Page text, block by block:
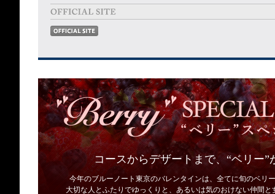
コースからデザートまで、“ベリー
今年のブルーノート東京のバレンタインは、全てに旬のベリ
大切な人とふたりでゆっくりと、あるいは気のおけない仲間